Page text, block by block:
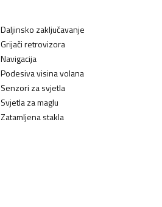
Daljinsko zaključavanje
Grijači retrovizora
Navigacija
Podesiva visina volana
Senzori za svjetla
Svjetla za maglu
Zatamljena stakla